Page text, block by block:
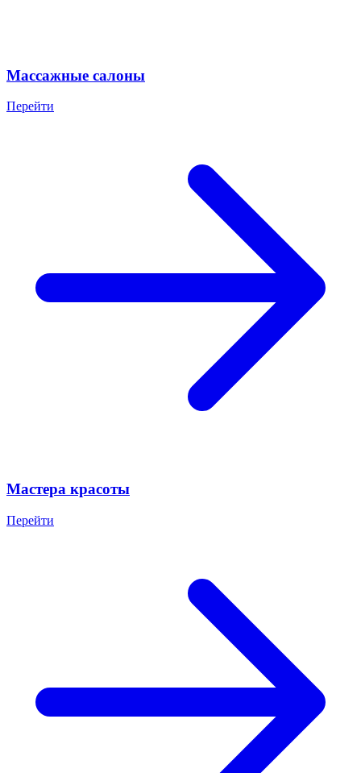
Массажные салоны
Перейти
Мастера красоты
Перейти